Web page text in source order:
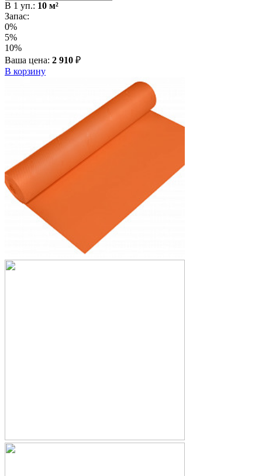
В 1 уп.: 10 м²
Запас:
0%
5%
10%
Ваша цена: 2 910 ₽
В корзину